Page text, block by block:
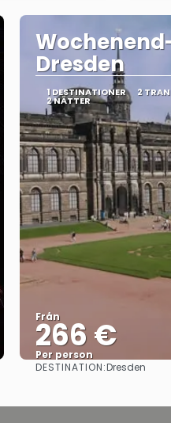
Dresden
1 DESTINATIONER 2
2 NÄTTER
Från
266 €
Per person
Se
DESTINATION:Dresden